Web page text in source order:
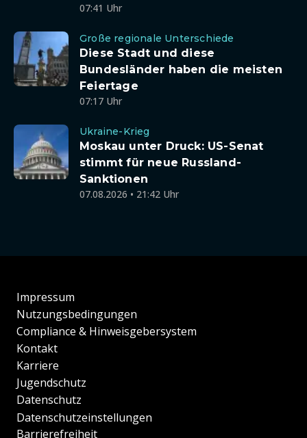
07:41 Uhr
Große regionale Unterschiede
Diese Stadt und diese
Bundesländer haben die meisten
Feiertage
07:17 Uhr
Ukraine-Krieg
Moskau unter Druck: US-Senat
stimmt für neue Russland-
Sanktionen
07.08.2026 • 21:42 Uhr
Impressum
Nutzungsbedingungen
Compliance & Hinweisgebersystem
Kontakt
Karriere
Jugendschutz
Datenschutz
Datenschutzeinstellungen
Barrierefreiheit